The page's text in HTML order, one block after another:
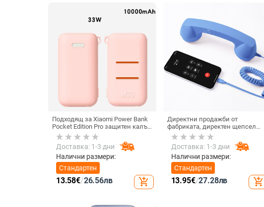
Подходящ за Xiaomi Power Bank
Pocket Edition Pro защитен калъф
33W силиконов 10000mA
неплъзгащ се защитен калъф за
Power Bank
Доставка: 1-3 дни
Налични размери:
Стандартен
13.58€/26.56лв add_shopping_cart
Директни продажби от
фабриката, директен щепсел
тип C, мобилен телефон, Douyin
Internet Celebrity, електрически
микрофон, слушалки с C порт,
кабелна слушалка
Доставка: 1-3 дни
Налични размери:
Стандартен
13.95€/27.28лв add_shopping_cart